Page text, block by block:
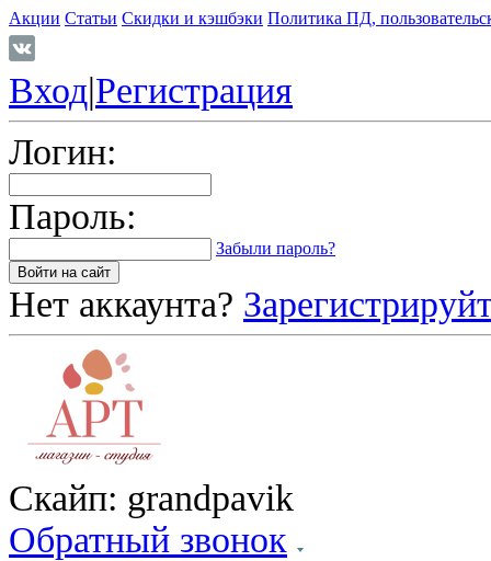
Акции Статьи Скидки и кэшбэки Политика ПД,
Вход|Регистрация
Логин:
Пароль:
Забыли пароль?
Нет аккаунта?
Скайп: grandpavik
Обратный звонок